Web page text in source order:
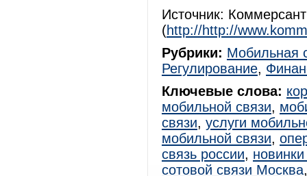
Источник:
(http://http://
Рубрики: Мобильная
Регулирование,
Ключевые слова:
мобильной связи,
связи, услуги
мобильной связи,
связь россии,
сотовой связи Москва